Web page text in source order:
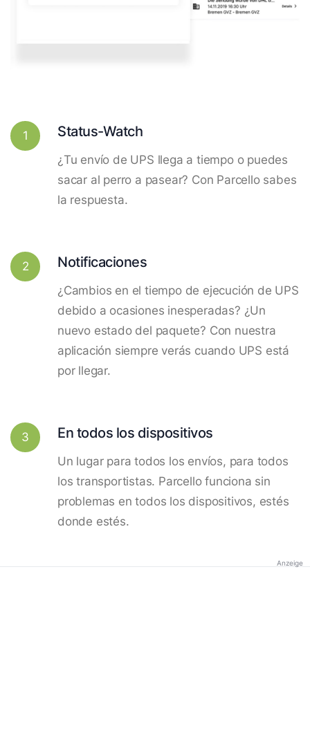
1 Status-Watch
¿Tu envío de UPS llega a tiempo o puedes
sacar al perro a pasear? Con Parcello sabes
la respuesta.
2 Notificaciones
¿Cambios en el tiempo de ejecución de UPS
debido a ocasiones inesperadas? ¿Un
nuevo estado del paquete? Con nuestra
aplicación siempre verás cuando UPS está
por llegar.
3 En todos los dispositivos
Un lugar para todos los envíos, para todos
los transportistas. Parcello funciona sin
problemas en todos los dispositivos, estés
donde estés.
Anzeige